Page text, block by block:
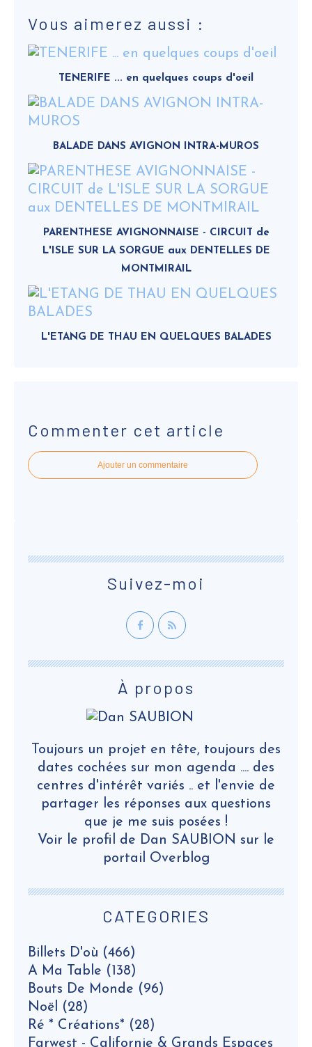
Vous aimerez aussi :
TENERIFE ... en quelques coups d'oeil
BALADE DANS AVIGNON INTRA-MUROS
PARENTHESE AVIGNONNAISE - CIRCUIT de
L'ISLE SUR LA SORGUE aux DENTELLES DE
MONTMIRAIL
L'ETANG DE THAU EN QUELQUES BALADES
Commenter cet article
Ajouter un commentaire
CATEGORIES
Billets D'où (466)
A Ma Table (138)
Bouts De Monde (96)
Noël (28)
Ré * Créations* (28)
Farwest - Californie & Grands Espaces
Suivez-moi
À propos
Toujours un projet en tête, toujours des
dates cochées sur mon agenda .... des
centres d'intérêt variés .. et l'envie de
partager les réponses aux questions
que je me suis posées !
Voir le profil de Dan SAUBION sur le
portail Overblog